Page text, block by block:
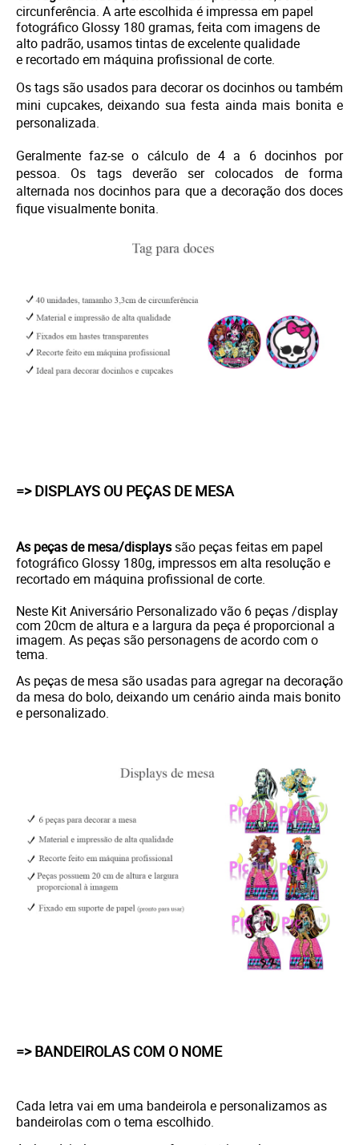
circunferência. A arte escolhida é impressa em papel
fotográfico Glossy 180 gramas, feita com imagens de
alto padrão, usamos tintas de excelente qualidade
e recortado em máquina profissional de corte.
Os tags são usados para decorar os docinhos ou também
mini cupcakes, deixando sua festa ainda mais bonita e
personalizada.
Geralmente faz-se o cálculo de 4 a 6 docinhos por
pessoa. Os tags deverão ser colocados de forma
alternada nos docinhos para que a decoração dos doces
fique visualmente bonita.
=> DISPLAYS OU PEÇAS DE MESA
As peças de mesa/displayssão peças feitas em papel
fotográfico Glossy 180g, impressos em alta resolução e
recortado em máquina profissional de corte.
Neste Kit Aniversário Personalizado vão 6 peças /display
com 20cm de altura e a largura da peça é proporcional a
imagem. As peças são personagens de acordo com o
tema.
As peças de mesa são usadas para agregar na decoração
da mesa do bolo, deixando um cenário ainda mais bonito
e personalizado.
=> BANDEIROLAS COM O NOME
Cada letra vai em uma bandeirola e personalizamos as
bandeirolas com o tema escolhido.